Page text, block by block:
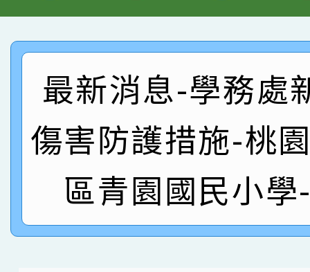
臺灣台語-第二名
市賽榮獲科學小創客佳
創客第三名。
賀！本校參加桃園市中
賽 洪綺君教師榮獲社
名
倩參加桃園市科展 國
名 指導老師王老師、
賀！本校四年二班張O
園市英語競賽國小朗讀
指導老師林老師
賀！本校參加桃園市中
賽 劉文瑛教師榮獲教
臺灣台語-第二名
賀！本校參與2026世
市賽榮獲科學小創客佳
最新消息-學務處
傷害防護措施-桃
區青園國民小